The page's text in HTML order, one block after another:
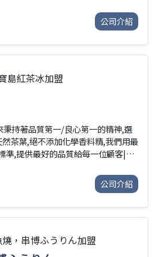
公司介紹
秉持著品質第一/良心第一的精神,選
茶葉,絕不添加化學香料精,我們用最
準,提供最好的品質給每一位顧客|嚴
-0918-678860
創業獲利最強品牌-寶
公司介紹